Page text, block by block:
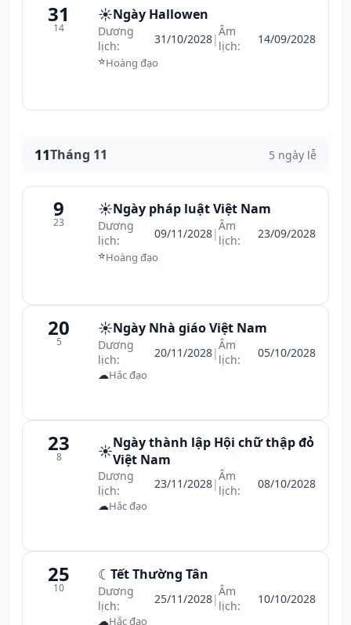
31
14
☀️Ngày Hallowen
Dương
lịch:
31/10/2028|Âm
lịch:
14/09/2028
⭐Hoàng đạo
11Tháng 11 5 ngày lễ
9
23
☀️Ngày pháp luật Việt Nam
Dương
lịch:
09/11/2028|Âm
lịch:
23/09/2028
⭐Hoàng đạo
20
5
☀️Ngày Nhà giáo Việt Nam
Dương
lịch:
20/11/2028|Âm
lịch:
05/10/2028
☁Hắc đạo
23
8 ☀️Ngày thành lập Hội chữ thập đỏ
Việt Nam
Dương
lịch:
23/11/2028|Âm
lịch:
08/10/2028
☁Hắc đạo
25
10
☾ Tết Thường Tân
Dương
lịch:
25/11/2028|Âm
lịch:
10/10/2028
☁Hắc đạo